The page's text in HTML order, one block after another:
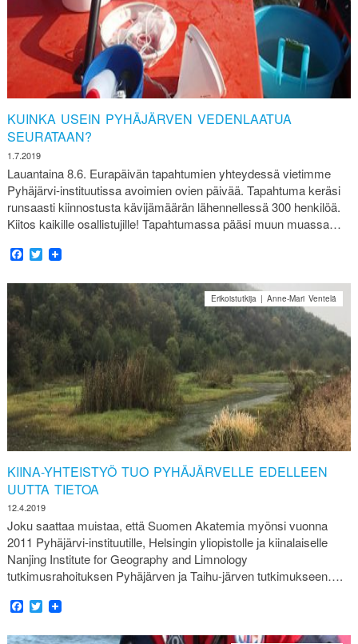
KUINKA USEIN PYHÄJÄRVEN VEDENLAATUA
SEURATAAN?
1.7.2019
Lauantaina 8.6. Eurapäivän tapahtumien yhteydessä vietimme
Pyhäjärvi-instituutissa avoimien ovien päivää. Tapahtuma keräsi
runsaasti kiinnostusta kävijämäärän lähennellessä 300 henkilöä.
Kiitos kaikille osallistujille! Tapahtumassa pääsi muun muassa…
Facebook
Twitter
KIINA-YHTEISTYÖ TUO PYHÄJÄRVELLE EDELLEEN
UUTTA TIETOA
12.4.2019
Erikoistutkija | Anne-Mari Ventelä
Joku saattaa muistaa, että Suomen Akatemia myönsi vuonna
2011 Pyhäjärvi-instituutille, Helsingin yliopistolle ja kiinalaiselle
Nanjing Institute for Geography and Limnology
tutkimusrahoituksen Pyhäjärven ja Taihu-järven tutkimukseen….
Facebook
Twitter